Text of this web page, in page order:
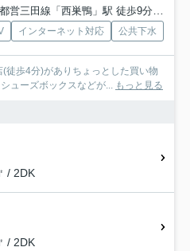
都営三田線「西巣鴨」駅 徒歩9分
インターネット対応 公共下水
徒歩4分)がありちょっとした買い物
ューズボックスなどが... もっと見る
/ 2DK
/ 2DK